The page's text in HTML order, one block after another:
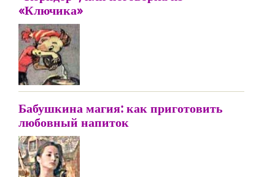
«Ключика»
Бабушкина магия: как приготовить
любовный напиток